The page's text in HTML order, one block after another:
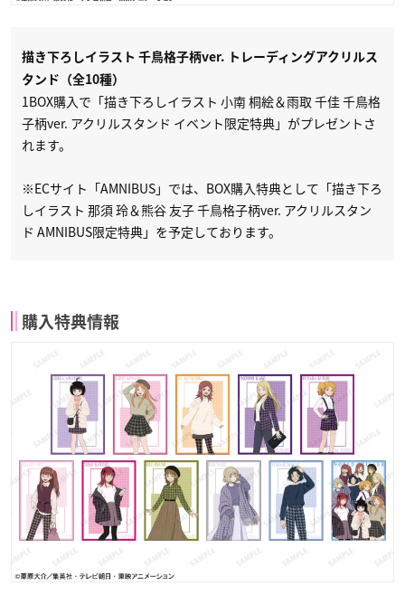
描き下ろしイラスト 千鳥格子柄ver. トレーディングアクリルス
タンド（全10種）
1BOX購入で「描き下ろしイラスト 小南 桐絵＆雨取 千佳 千鳥格
子柄ver. アクリルスタンド イベント限定特典」がプレゼントさ
れます。
※ECサイト「AMNIBUS」では、BOX購入特典として「描き下ろ
しイラスト 那須 玲＆熊谷 友子 千鳥格子柄ver. アクリルスタン
ド AMNIBUS限定特典」を予定しております。
購入特典情報